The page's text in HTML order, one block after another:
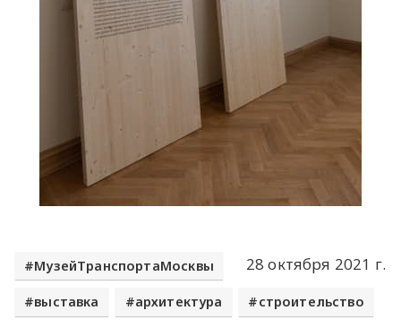
28 октября 2021 г.
МузейТранспортаМосквы
выставка архитектура строительство